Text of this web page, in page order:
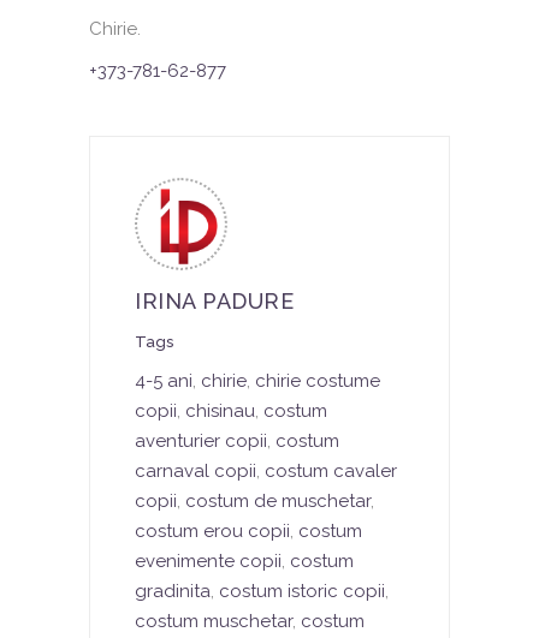
Chirie.
+373-781-62-877
IRINA PADURE
Tags
4-5 ani, chirie, chirie costume
copii, chisinau, costum
aventurier copii, costum
carnaval copii, costum cavaler
copii, costum de muschetar,
costum erou copii, costum
evenimente copii, costum
gradinita, costum istoric copii,
costum muschetar, costum